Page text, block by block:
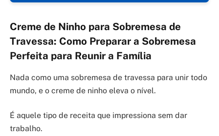
Creme de Ninho para Sobremesa de
Travessa: Como Preparar a Sobremesa
Perfeita para Reunir a Família
Nada como uma sobremesa de travessa para unir todo
mundo, e o creme de ninho eleva o nível.
É aquele tipo de receita que impressiona sem dar
trabalho.